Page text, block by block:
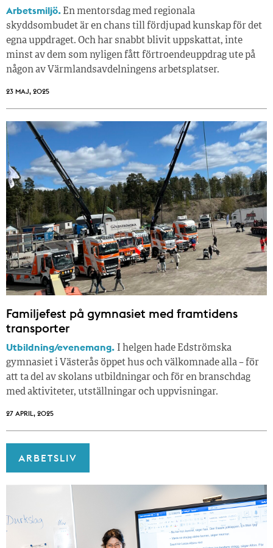
Arbetsmiljö. En mentorsdag med regionala
skyddsombudet är en chans till fördjupad kunskap för det
egna uppdraget. Och har snabbt blivit uppskattat, inte
minst av dem som nyligen fått förtroendeuppdrag ute på
någon av Värmlandsavdelningens arbetsplatser.
23 MAJ, 2025
Familjefest på gymnasiet med framtidens
transporter
Utbildning/evenemang. I helgen hade Edströmska
gymnasiet i Västerås öppet hus och välkomnade alla – för
att ta del av skolans utbildningar och för en branschdag
med aktiviteter, utställningar och uppvisningar.
27 APRIL, 2025
ARBETSLIV